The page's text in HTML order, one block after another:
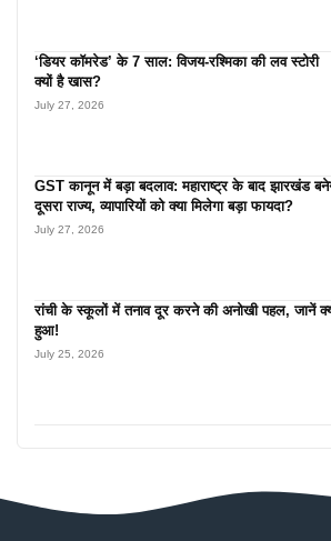
‘डियर कॉमरेड’ के 7 साल: विजय-रश्मिका की लव स्टोरी
क्यों है खास?
July 27, 2026
GST कानून में बड़ा बदलाव: महाराष्ट्र के बाद झारखंड
दूसरा राज्य, व्यापारियों को क्या मिलेगा बड़ा फायदा?
July 27, 2026
रांची के स्कूलों में तनाव दूर करने की अनोखी पहल, जानें
हुआ!
July 25, 2026